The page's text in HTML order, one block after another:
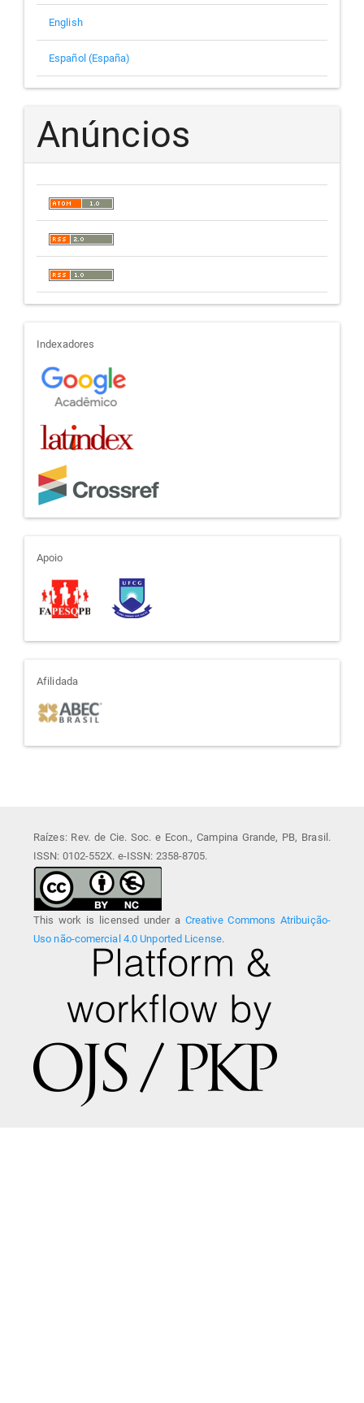
English
Español (España)
Anúncios
indexadores
Indexadores
apoio
Apoio
afiliada
Afilidada
Raízes: Rev. de Cie. Soc. e Econ., Campina Grande, PB, Brasil.
ISSN: 0102-552X. e-ISSN: 2358-8705.
This work is licensed under a Creative Commons Atribuição-
Uso não-comercial 4.0 Unported License.